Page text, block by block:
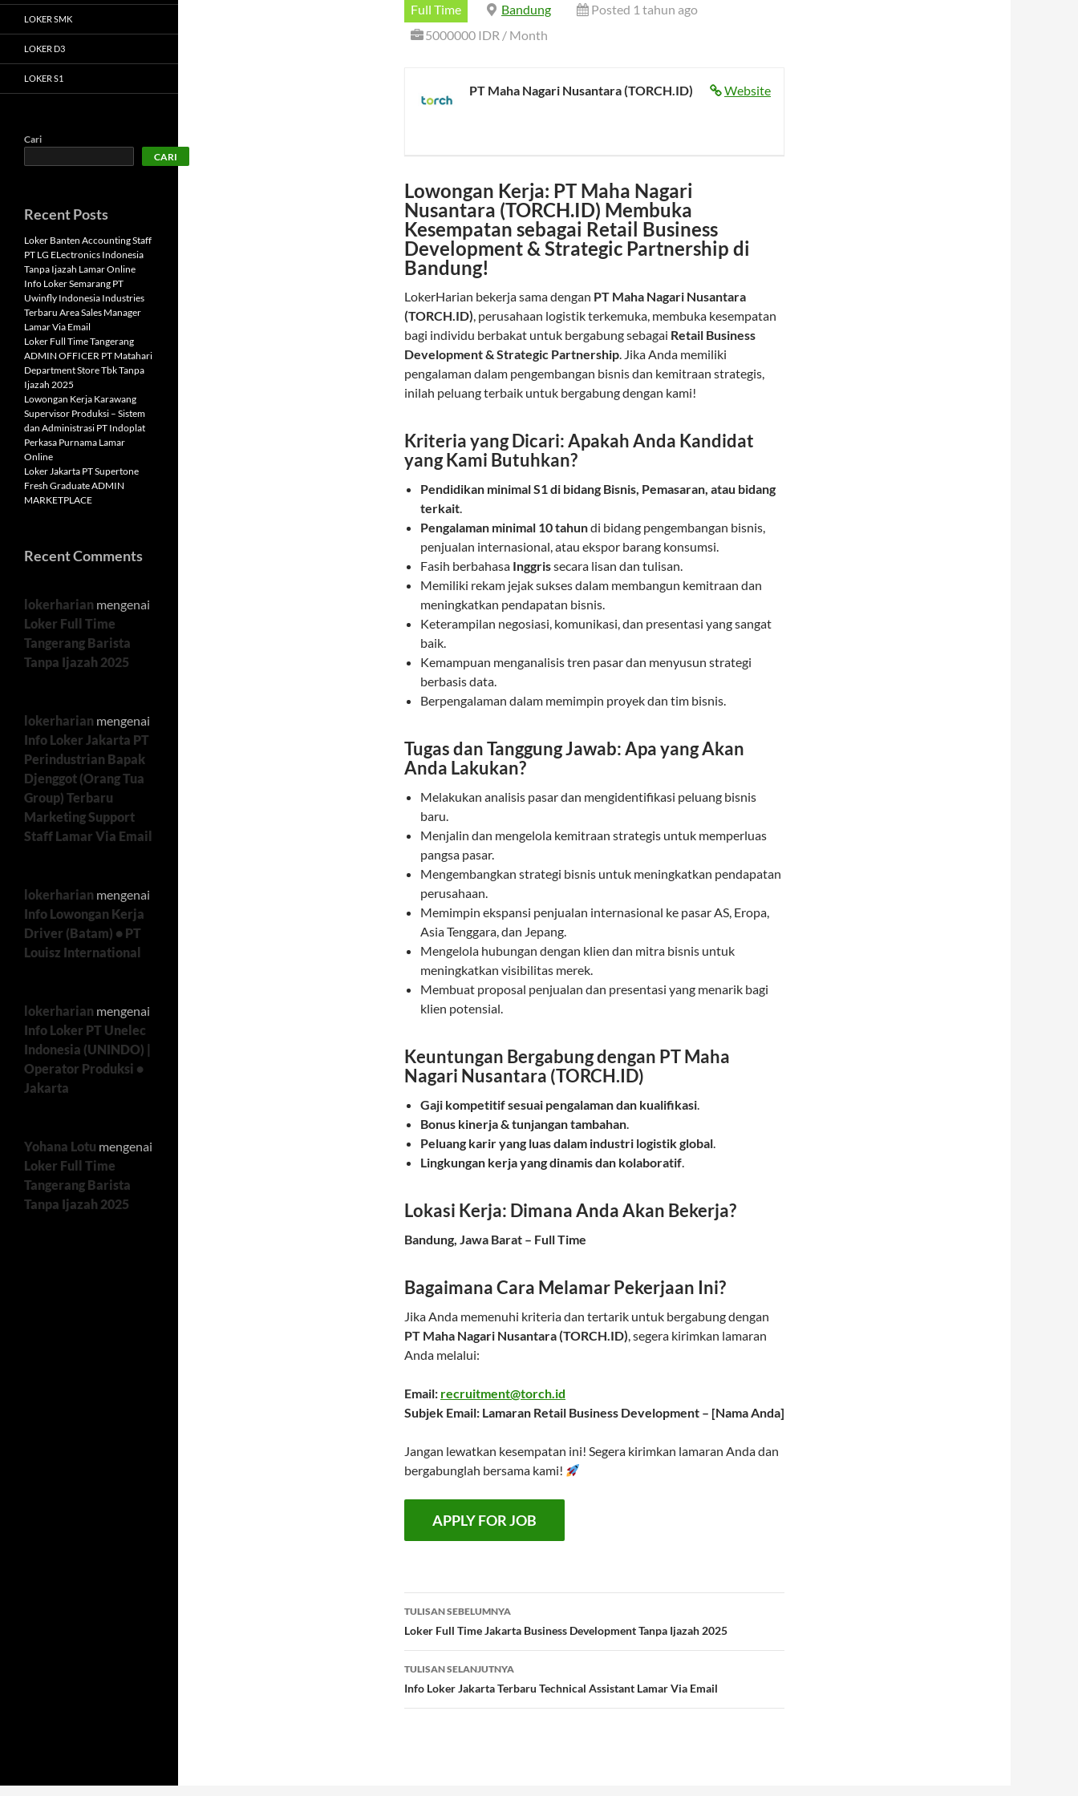
Full Time Bandung
Posted 1 tahun ago
5000000 IDR / Month
Website
PT Maha Nagari Nusantara (TORCH.ID)
Lowongan Kerja: PT Maha Nagari
Nusantara (TORCH.ID) Membuka
Kesempatan sebagai Retail Business
Development & Strategic Partnership di
Bandung!
LokerHarian bekerja sama dengan PT Maha Nagari Nusantara
(TORCH.ID), perusahaan logistik terkemuka, membuka kesempatan
bagi individu berbakat untuk bergabung sebagai Retail Business
Development & Strategic Partnership. Jika Anda memiliki
pengalaman dalam pengembangan bisnis dan kemitraan strategis,
inilah peluang terbaik untuk bergabung dengan kami!
Kriteria yang Dicari: Apakah Anda Kandidat
yang Kami Butuhkan?
Pendidikan minimal S1 di bidang Bisnis, Pemasaran, atau bidang
terkait.
Pengalaman minimal 10 tahundi bidang pengembangan bisnis,
penjualan internasional, atau ekspor barang konsumsi.
Fasih berbahasa Inggrissecara lisan dan tulisan.
Memiliki rekam jejak sukses dalam membangun kemitraan dan
meningkatkan pendapatan bisnis.
Keterampilan negosiasi, komunikasi, dan presentasi yang sangat
baik.
Kemampuan menganalisis tren pasar dan menyusun strategi
berbasis data.
Berpengalaman dalam memimpin proyek dan tim bisnis.
Tugas dan Tanggung Jawab: Apa yang Akan
Anda Lakukan?
Melakukan analisis pasar dan mengidentifikasi peluang bisnis
baru.
Menjalin dan mengelola kemitraan strategis untuk memperluas
pangsa pasar.
Mengembangkan strategi bisnis untuk meningkatkan pendapatan
perusahaan.
Memimpin ekspansi penjualan internasional ke pasar AS, Eropa,
Asia Tenggara, dan Jepang.
Mengelola hubungan dengan klien dan mitra bisnis untuk
meningkatkan visibilitas merek.
Membuat proposal penjualan dan presentasi yang menarik bagi
klien potensial.
Keuntungan Bergabung dengan PT Maha
Nagari Nusantara (TORCH.ID)
Gaji kompetitif sesuai pengalaman dan kualifikasi.
Bonus kinerja & tunjangan tambahan.
Peluang karir yang luas dalam industri logistik global.
Lingkungan kerja yang dinamis dan kolaboratif.
Lokasi Kerja: Dimana Anda Akan Bekerja?
Bandung, Jawa Barat – Full Time
Bagaimana Cara Melamar Pekerjaan Ini?
Jika Anda memenuhi kriteria dan tertarik untuk bergabung dengan
PT Maha Nagari Nusantara (TORCH.ID), segera kirimkan lamaran
Anda melalui:
Email: recruitment@torch.id
Subjek Email: Lamaran Retail Business Development – [Nama Anda]
Jangan lewatkan kesempatan ini! Segera kirimkan lamaran Anda dan
bergabunglah bersama kami!
Navigasi
Tulisan
TULISAN SEBELUMNYA
Loker Full Time Jakarta Business Development Tanpa Ijazah 2025
TULISAN SELANJUTNYA
Info Loker Jakarta Terbaru Technical Assistant Lamar Via Email
LOKER SMK
LOKER D3
LOKER S1
Cari
CARI
Recent Posts
Loker Banten Accounting Staff
PT LG ELectronics Indonesia
Tanpa Ijazah Lamar Online
Info Loker Semarang PT
Uwinfly Indonesia Industries
Terbaru Area Sales Manager
Lamar Via Email
Loker Full Time Tangerang
ADMIN OFFICER PT Matahari
Department Store Tbk Tanpa
Ijazah 2025
Lowongan Kerja Karawang
Supervisor Produksi – Sistem
dan Administrasi PT Indoplat
Perkasa Purnama Lamar
Online
Loker Jakarta PT Supertone
Fresh Graduate ADMIN
MARKETPLACE
Recent Comments
lokerharian mengenai
Loker Full Time
Tangerang Barista
Tanpa Ijazah 2025
lokerharian mengenai
Info Loker Jakarta PT
Perindustrian Bapak
Djenggot (Orang Tua
Group) Terbaru
Marketing Support
Staff Lamar Via Email
lokerharian mengenai
Info Lowongan Kerja
Driver (Batam) • PT
Louisz International
lokerharian mengenai
Info Loker PT Unelec
Indonesia (UNINDO) |
Operator Produksi •
Jakarta
Yohana Lotu mengenai
Loker Full Time
Tangerang Barista
Tanpa Ijazah 2025